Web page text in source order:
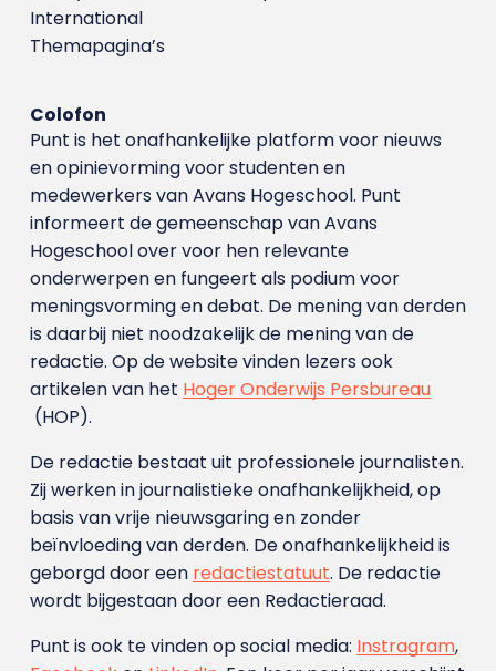
International
Themapagina’s
Colofon
Punt is het onafhankelijke platform voor nieuws
en opinievorming voor studenten en
medewerkers van Avans Hoge­school. Punt
informeert de gemeenschap van Avans
Hogeschool over voor hen relevante
onderwerpen en fungeert als podium voor
meningsvorming en debat. De mening van derden
is daarbij niet noodzakelijk de mening van de
redactie. Op de website vinden lezers ook
artikelen van het Hoger Onderwijs Persbureau
(HOP).
De redactie bestaat uit professionele journalisten.
Zij werken in journalistieke onafhankelijkheid, op
basis van vrije nieuwsgaring en zonder
beïnvloeding van derden. De onafhankelijkheid is
geborgd door een redactiestatuut. De redactie
wordt bijgestaan door een Redactieraad.
Punt is ook te vinden op social media: Instragram,